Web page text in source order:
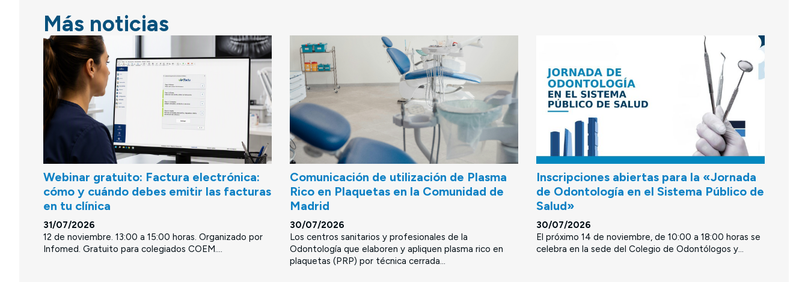
Más noticias
Webinar gratuito: Factura electrónica:
cómo y cuándo debes emitir las facturas
en tu clínica
31/07/2026
12 de noviembre. 13:00 a 15:00 horas. Organizado por
Infomed. Gratuito para colegiados COEM....
Comunicación de utilización de Plasma
Rico en Plaquetas en la Comunidad de
Madrid
30/07/2026
Los centros sanitarios y profesionales de la
Odontología que elaboren y apliquen plasma rico en
plaquetas (PRP) por técnica cerrada...
Inscripciones abiertas para la «Jornada
de Odontología en el Sistema Público de
Salud»
30/07/2026
El próximo 14 de noviembre, de 10:00 a 18:00 horas se
celebra en la sede del Colegio de Odontólogos y...